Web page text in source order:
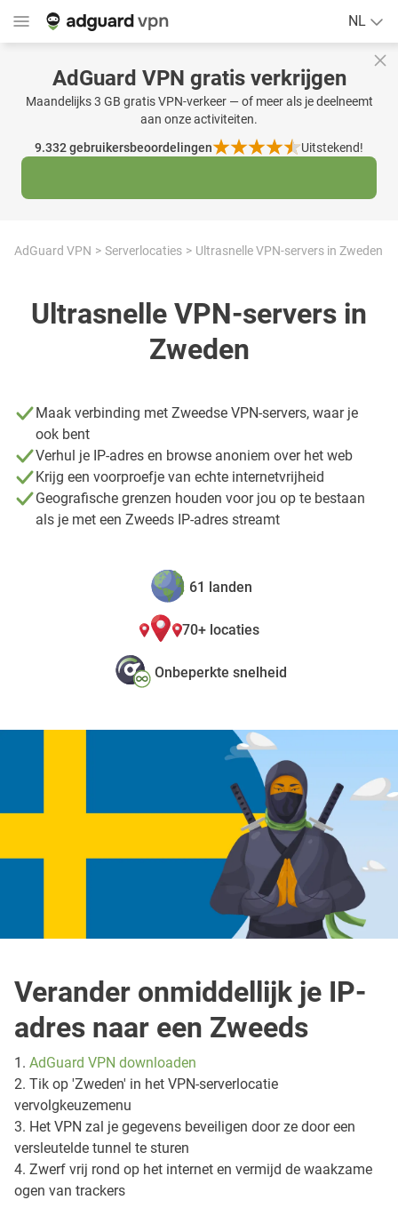
NL
AdGuard VPN gratis verkrijgen
Maandelijks 3 GB gratis VPN-verkeer — of meer als je deelneemt
aan onze activiteiten.
9.332gebruikersbeoordelingen Uitstekend!
AdGuard VPN Serverlocaties Ultrasnelle VPN-servers in Zweden
Ultrasnelle VPN-servers in
Zweden
Maak verbinding met Zweedse VPN-servers, waar je
ook bent
Verhul je IP-adres en browse anoniem over het web
Krijg een voorproefje van echte internetvrijheid
Geografische grenzen houden voor jou op te bestaan
als je met een Zweeds IP-adres streamt
61 landen
70+ locaties
Onbeperkte snelheid
Verander onmiddellijk je IP-
adres naar een Zweeds
1. AdGuard VPN downloaden
2. Tik op 'Zweden' in het VPN-serverlocatie
vervolgkeuzemenu
3. Het VPN zal je gegevens beveiligen door ze door een
versleutelde tunnel te sturen
4. Zwerf vrij rond op het internet en vermijd de waakzame
ogen van trackers